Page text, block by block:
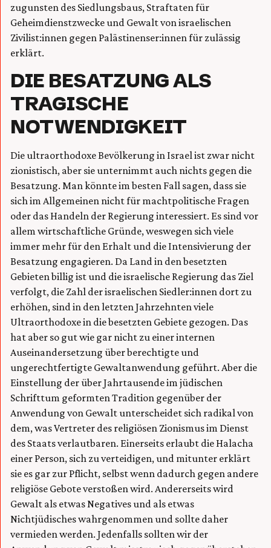
zugunsten des Siedlungsbaus, Straftaten für
Geheimdienstzwecke und Gewalt von israelischen
Zivilist:innen gegen Palästinenser:innen für zulässig
erklärt.
DIE BESATZUNG ALS
TRAGISCHE
NOTWENDIGKEIT
Die ultraorthodoxe Bevölkerung in Israel ist zwar nicht
zionistisch, aber sie unternimmt auch nichts gegen die
Besatzung. Man könnte im besten Fall sagen, dass sie
sich im Allgemeinen nicht für machtpolitische Fragen
oder das Handeln der Regierung interessiert. Es sind vor
allem wirtschaftliche Gründe, weswegen sich viele
immer mehr für den Erhalt und die Intensivierung der
Besatzung engagieren. Da Land in den besetzten
Gebieten billig ist und die israelische Regierung das Ziel
verfolgt, die Zahl der israelischen Siedler:innen dort zu
erhöhen, sind in den letzten Jahrzehnten viele
Ultraorthodoxe in die besetzten Gebiete gezogen. Das
hat aber so gut wie gar nicht zu einer internen
Auseinandersetzung über berechtigte und
ungerechtfertigte Gewaltanwendung geführt. Aber die
Einstellung der über Jahrtausende im jüdischen
Schrifttum geformten Tradition gegenüber der
Anwendung von Gewalt unterscheidet sich radikal von
dem, was Vertreter des religiösen Zionismus im Dienst
des Staats verlautbaren. Einerseits erlaubt die Halacha
einer Person, sich zu verteidigen, und mitunter erklärt
sie es gar zur Pflicht, selbst wenn dadurch gegen andere
religiöse Gebote verstoßen wird. Andererseits wird
Gewalt als etwas Negatives und als etwas
Nichtjüdisches wahrgenommen und sollte daher
vermieden werden. Jedenfalls sollten wir der